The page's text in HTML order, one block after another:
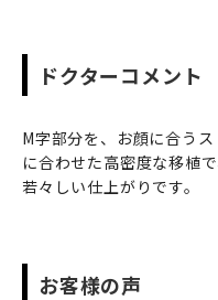
ドクターコメント
M字部分を、お顔に合う
に合わせた高密度な移植
若々しい仕上がりです。
お客様の声